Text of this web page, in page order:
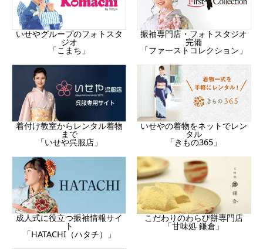
いせやグループのフォトスタ
ジオ
「こまち」
振袖専門店・フォトスタジオ
完備
「ファーストコレクション」
着付け教室からレンタル着物
まで
「いせや呉服店」
いせやの着物をネットでレン
タル
「きもの365」
成人式に役立つ振袖情報サイ
ト
「HATACHI（ハタチ）」
こだわりのわらび餅専門店
「甘味処 鎌倉」